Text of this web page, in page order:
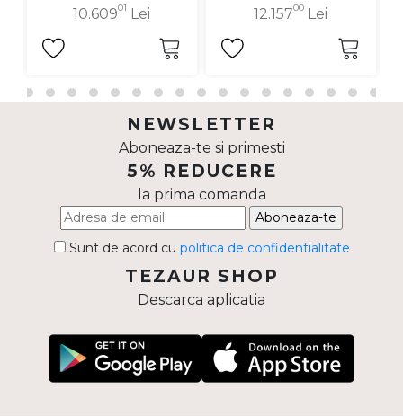
10.60901 Lei 12.15700 Lei
NEWSLETTER
Aboneaza-te si primesti
5% REDUCERE
la prima comanda
Aboneaza-te
Sunt de acord cu politica de confidentialitate
TEZAUR SHOP
Descarca aplicatia